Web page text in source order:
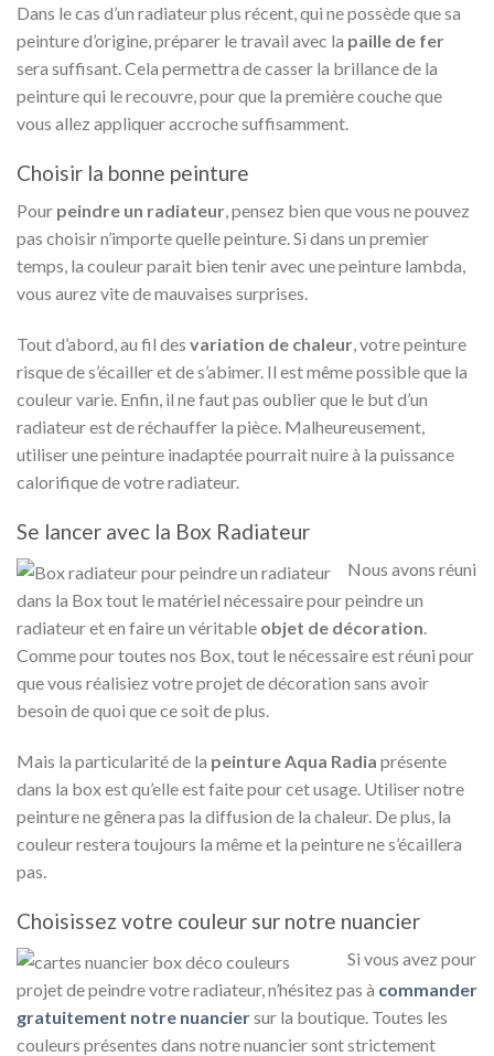
Dans le cas d’un radiateur plus récent, qui ne possède que sa
peinture d’origine, préparer le travail avec la paille de fer
sera suffisant. Cela permettra de casser la brillance de la
peinture qui le recouvre, pour que la première couche que
vous allez appliquer accroche suffisamment.
Choisir la bonne peinture
Pour peindre un radiateur, pensez bien que vous ne pouvez
pas choisir n’importe quelle peinture. Si dans un premier
temps, la couleur parait bien tenir avec une peinture lambda,
vous aurez vite de mauvaises surprises.
Tout d’abord, au fil des variation de chaleur, votre peinture
risque de s’écailler et de s’abimer. Il est même possible que la
couleur varie. Enfin, il ne faut pas oublier que le but d’un
radiateur est de réchauffer la pièce. Malheureusement,
utiliser une peinture inadaptée pourrait nuire à la puissance
calorifique de votre radiateur.
Se lancer avec la Box Radiateur
Nous avons réuni
dans la Box tout le matériel nécessaire pour peindre un
radiateur et en faire un véritable objet de décoration.
Comme pour toutes nos Box, tout le nécessaire est réuni pour
que vous réalisiez votre projet de décoration sans avoir
besoin de quoi que ce soit de plus.
Mais la particularité de la peinture Aqua Radia présente
dans la box est qu’elle est faite pour cet usage. Utiliser notre
peinture ne gênera pas la diffusion de la chaleur. De plus, la
couleur restera toujours la même et la peinture ne s’écaillera
pas.
Choisissez votre couleur sur notre nuancier
Si vous avez pour
projet de peindre votre radiateur, n’hésitez pas à commander
gratuitement notre nuanciersur la boutique. Toutes les
couleurs présentes dans notre nuancier sont strictement